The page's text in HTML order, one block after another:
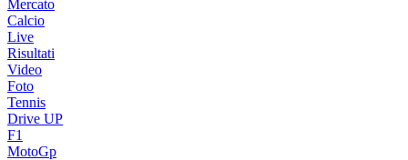
Mercato
Calcio
Live
Risultati
Video
Foto
Tennis
Drive UP
F1
MotoGp